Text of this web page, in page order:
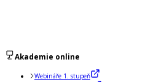
Akademie online
Webináře 1. stupeň